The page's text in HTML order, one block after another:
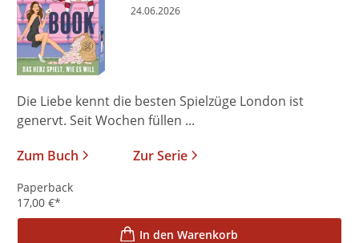
24.06.2026
Die Liebe kennt die besten Spielzüge London ist
genervt. Seit Wochen füllen ...
Zum Buch
Zur Serie
Paperback
17,00 €*
In den Warenkorb